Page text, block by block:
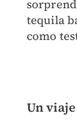
tequila
como
Un